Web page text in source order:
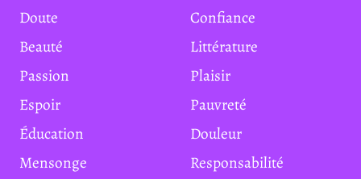
Doute
Confiance
Beauté
Littérature
Passion
Plaisir
Espoir
Pauvreté
Éducation
Douleur
Mensonge
Responsabilité